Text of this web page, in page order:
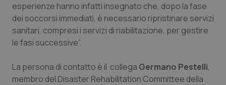
Marche
Molise
Piemonte
Donna & Salute
Epatiti
HIV
esperienze hanno infatti insegnato che, dopo la fase
dei soccorsi immediati, è necessario ripristinare servizi
sanitari, compresi i servizi di riabilitazione, per gestire
le fasi successive”.
La persona di contatto è il collega Germano Pestelli,
membro del Disaster Rehabilitation Committee della